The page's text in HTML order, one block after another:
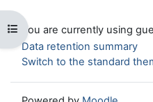
Open course index
You are currently using
Data retention summary
Switch to the standard